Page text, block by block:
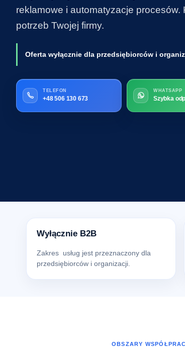
reklamowe i automatyzacje
potrzeb Twojej firmy.
Oferta wyłącznie dla przedsiębiorców i
TELEFON
+48 506 130 673
WHATSAPP
Szybka
Wyłącznie B2B
Zakres usług jest przeznaczony dla
przedsiębiorców i organizacji.
OBSZARY